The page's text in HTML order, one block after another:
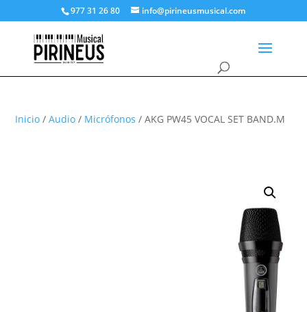
977 31 26 80 info@pirineusmusical.com
Inicio /Audio / Micrófonos / AKG PW45 VOCAL SET BAND.M